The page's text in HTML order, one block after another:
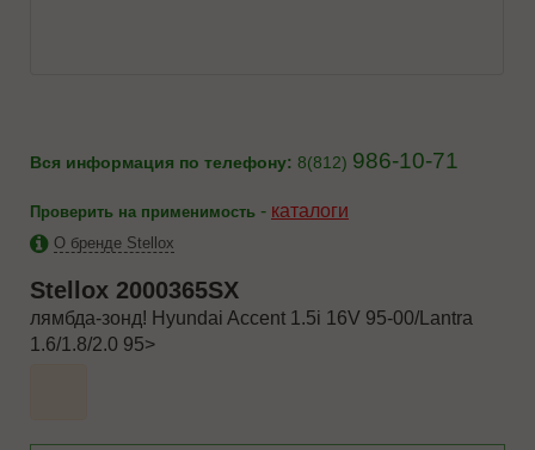
Вся информация по телефону: 8(812) 986-10-71
Проверить на применимость - каталоги
О бренде Stellox
Stellox 2000365SX
лямбда-зонд! Hyundai Accent 1.5i 16V 95-00/Lantra
1.6/1.8/2.0 95>